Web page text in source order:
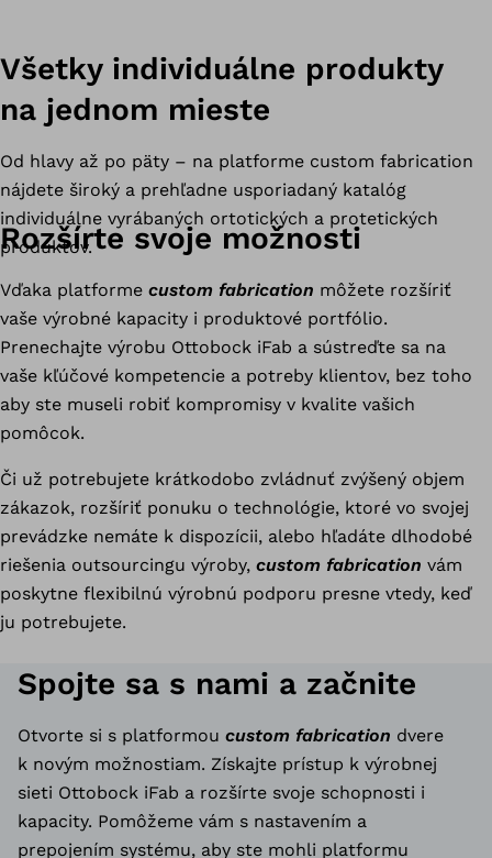
m
a
b
c
t
i
o
n
Všetky individuálne produkty
na jednom mieste
Od hlavy až po päty – na platforme custom fabrication
nájdete široký a prehľadne usporiadaný katalóg
individuálne vyrábaných ortotických a protetických
produktov.
Rozšírte svoje možnosti
Vďaka platforme custom fabrication môžete rozšíriť
vaše výrobné kapacity i produktové portfólio.
Prenechajte výrobu Ottobock iFab a sústreďte sa na
vaše kľúčové kompetencie a potreby klientov, bez toho
aby ste museli robiť kompromisy v kvalite vašich
pomôcok.
Či už potrebujete krátkodobo zvládnuť zvýšený objem
zákazok, rozšíriť ponuku o technológie, ktoré vo svojej
prevádzke nemáte k dispozícii, alebo hľadáte dlhodobé
riešenia outsourcingu výroby, custom fabrication vám
poskytne flexibilnú výrobnú podporu presne vtedy, keď
ju potrebujete.
Spojte sa s nami a začnite
Otvorte si s platformou custom fabrication dvere
k novým možnostiam. Získajte prístup k výrobnej
sieti Ottobock iFab a rozšírte svoje schopnosti i
kapacity. Pomôžeme vám s nastavením a
prepojením systému, aby ste mohli platformu